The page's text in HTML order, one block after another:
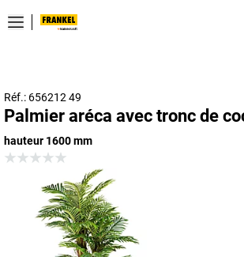
Réf.: 656212 49
Palmier aréca avec tronc de
hauteur 1600 mm